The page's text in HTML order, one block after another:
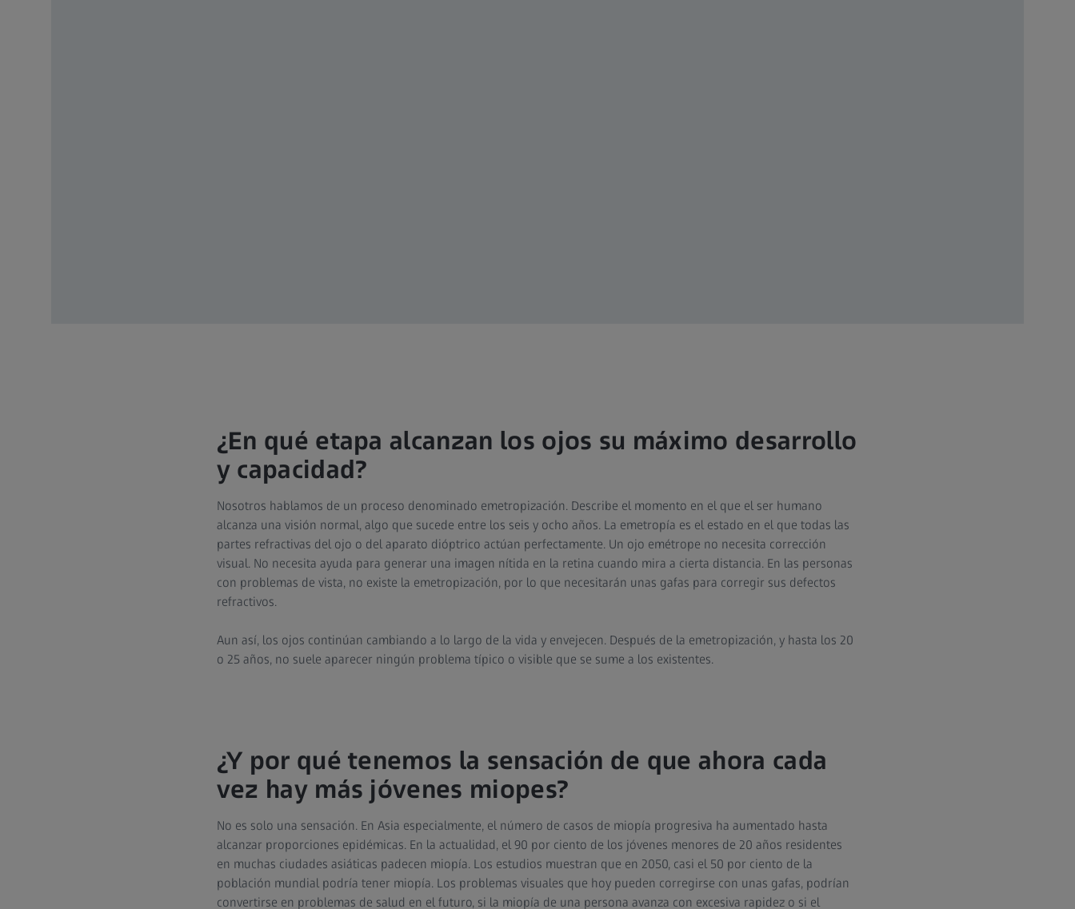
¿En qué etapa alcanzan los ojos su máximo desarrollo
y capacidad?
Nosotros hablamos de un proceso denominado emetropización. Describe el momento en el que el ser humano
alcanza una visión normal, algo que sucede entre los seis y ocho años. La emetropía es el estado en el que todas las
partes refractivas del ojo o del aparato dióptrico actúan perfectamente. Un ojo emétrope no necesita corrección
visual. No necesita ayuda para generar una imagen nítida en la retina cuando mira a cierta distancia. En las personas
con problemas de vista, no existe la emetropización, por lo que necesitarán unas gafas para corregir sus defectos
refractivos.
Aun así, los ojos continúan cambiando a lo largo de la vida y envejecen. Después de la emetropización, y hasta los 20
o 25 años, no suele aparecer ningún problema típico o visible que se sume a los existentes.
¿Y por qué tenemos la sensación de que ahora cada
vez hay más jóvenes miopes?
No es solo una sensación. En Asia especialmente, el número de casos de miopía progresiva ha aumentado hasta
alcanzar proporciones epidémicas. En la actualidad, el 90 por ciento de los jóvenes menores de 20 años residentes
en muchas ciudades asiáticas padecen miopía. Los estudios muestran que en 2050, casi el 50 por ciento de la
población mundial podría tener miopía. Los problemas visuales que hoy pueden corregirse con unas gafas, podrían
convertirse en problemas de salud en el futuro, si la miopía de una persona avanza con excesiva rapidez o si el